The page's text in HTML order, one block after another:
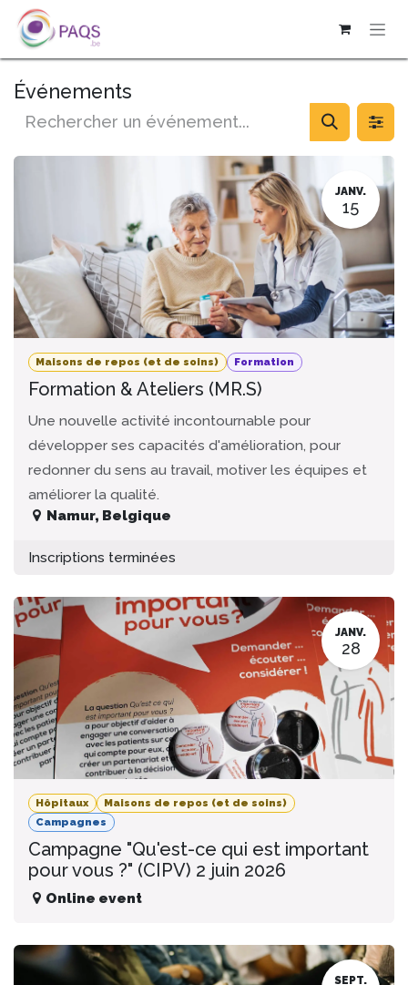
SE RENDRE AU CONTENU
Événements
JANV.
15
Maisons de repos (et de soins) Formation
Formation & Ateliers (MR.S)
Une nouvelle activité incontournable pour
développer ses capacités d'amélioration, pour
redonner du sens au travail, motiver les équipes et
améliorer la qualité.
Namur, Belgique
Inscriptions terminées
JANV.
28
Hôpitaux
Maisons de repos (et de soins)
Campagnes
Campagne "Qu'est-ce qui est important
pour vous ?" (CIPV) 2 juin 2026
Online event
SEPT.